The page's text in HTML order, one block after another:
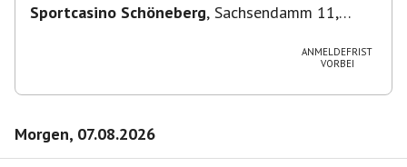
Sportcasino Schöneberg, Sachsendamm 11,
ANMELDEFRIST
VORBEI
Morgen, 07.08.2026